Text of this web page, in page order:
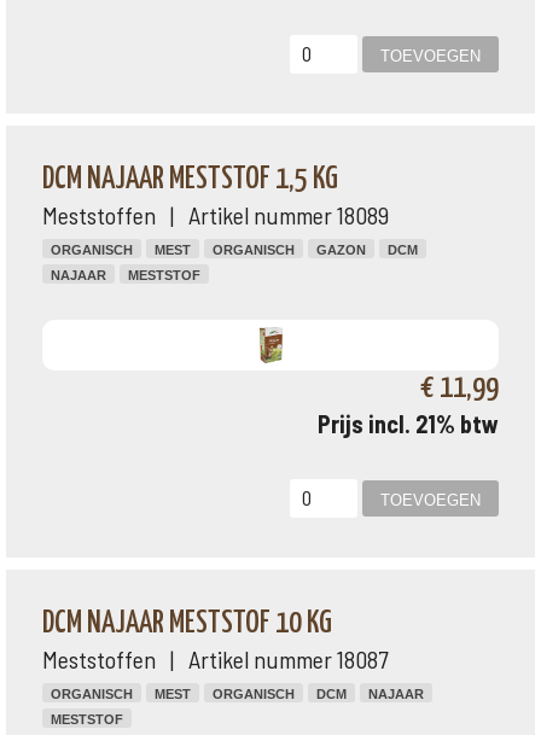
DCM NAJAAR MESTSTOF 1,5 KG
Meststoffen | Artikel nummer 18089
ORGANISCH MEST ORGANISCH GAZON
DCM
NAJAAR
MESTSTOF
€ 11,99
Prijs incl. 21% btw
DCM NAJAAR MESTSTOF 10 KG
Meststoffen | Artikel nummer 18087
ORGANISCH MEST ORGANISCH DCM
NAJAAR
MESTSTOF